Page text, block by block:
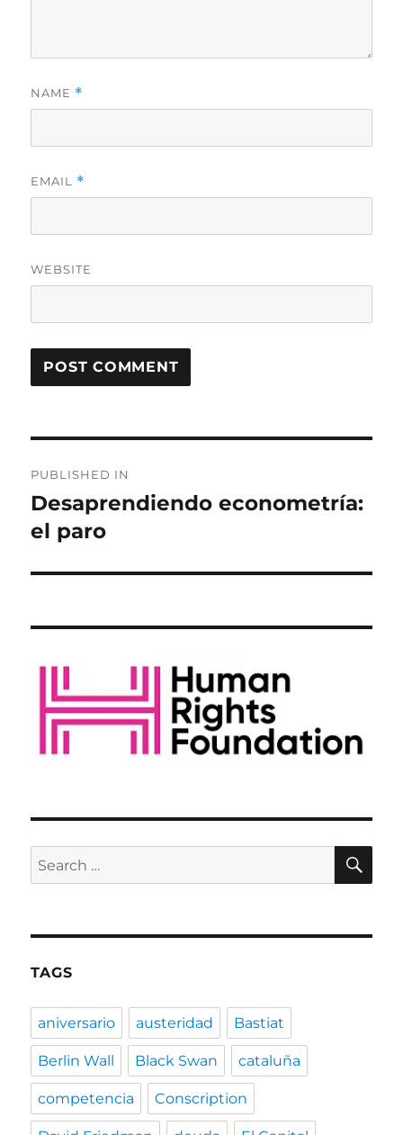
NAME *
EMAIL *
WEBSITE
navigation
PUBLISHED IN
Desaprendiendo econometría:
el paro
Search
for:
TAGS
aniversario austeridad Bastiat
Berlin Wall Black Swan cataluña
competencia Conscription